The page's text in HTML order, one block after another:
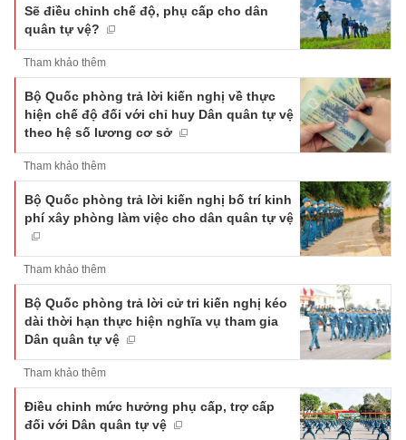
Sẽ điều chỉnh chế độ, phụ cấp cho dân
quân tự vệ?
Tham khảo thêm
Bộ Quốc phòng trả lời kiến nghị về thực
hiện chế độ đối với chỉ huy Dân quân tự vệ
theo hệ số lương cơ sở
Tham khảo thêm
Bộ Quốc phòng trả lời kiến nghị bố trí kinh
phí xây phòng làm việc cho dân quân tự vệ
Tham khảo thêm
Bộ Quốc phòng trả lời cử tri kiến nghị kéo
dài thời hạn thực hiện nghĩa vụ tham gia
Dân quân tự vệ
Tham khảo thêm
Điều chỉnh mức hưởng phụ cấp, trợ cấp
đối với Dân quân tự vệ